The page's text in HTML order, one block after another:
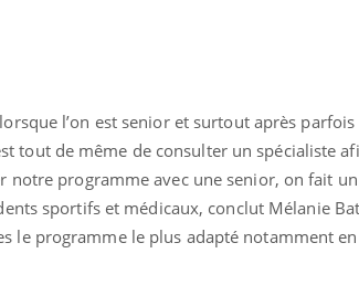
l’on est senior et surtout après
tout de même de consulter un spécialiste
notre programme avec une senior, on fait
sportifs et médicaux, conclut Mélanie
le programme le plus adapté notamment en